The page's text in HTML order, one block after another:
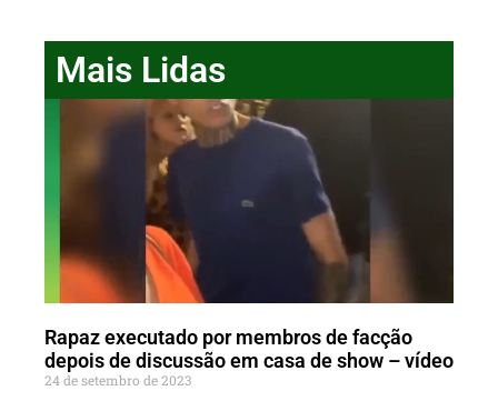
Mais Lidas
Rapaz executado por membros de facção
depois de discussão em casa de show – vídeo
24 de setembro de 2023